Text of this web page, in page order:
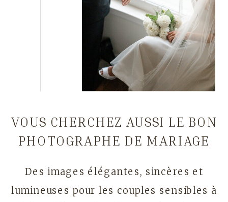
Des images élégantes, sincères et
lumineuses pour les couples sensibles à
VOUS CHERCHEZ AUSSI LE BON
PHOTOGRAPHE DE MARIAGE